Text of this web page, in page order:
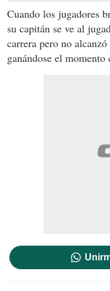
Cuando los jugadores
su capitán se ve al
carrera pero no
ganándose el